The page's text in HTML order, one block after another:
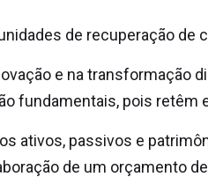
de recuperação de
e na transformação
fundamentais, pois retêm
ativos, passivos e
de um orçamento